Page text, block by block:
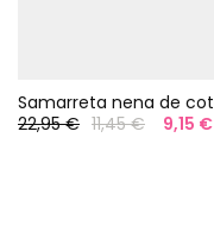
22,95 € 11,45 € 9,15 €